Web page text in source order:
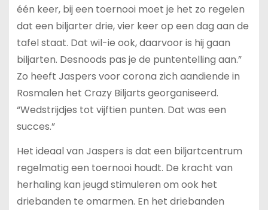
één keer, bij een toernooi moet je het zo regelen
dat een biljarter drie, vier keer op een dag aan de
tafel staat. Dat wil-ie ook, daarvoor is hij gaan
biljarten. Desnoods pas je de puntentelling aan.”
Zo heeft Jaspers voor corona zich aandiende in
Rosmalen het Crazy Biljarts georganiseerd.
“Wedstrijdjes tot vijftien punten. Dat was een
succes.”
Het ideaal van Jaspers is dat een biljartcentrum
regelmatig een toernooi houdt. De kracht van
herhaling kan jeugd stimuleren om ook het
driebanden te omarmen. En het driebanden